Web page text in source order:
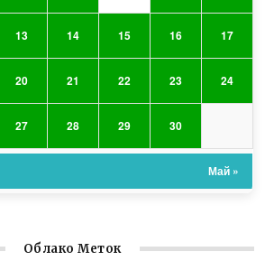
13 14 15 16 17
20 21 22 23 24
27 28 29 30
Май »
Облако Меток